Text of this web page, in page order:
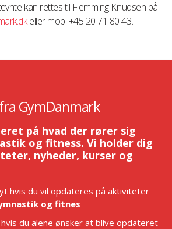
kan rettes til Flemming Knudsen på
eller mob. +45 20 71 80 43.
GymDanmark
på hvad der rører sig
og fitness. Vi holder dig
nyheder, kurser og
hvis du vil opdateres på aktiviteter
og fitnes
du alene ønsker at blive opdateret